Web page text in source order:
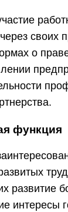
своих
о
функция
развитие
интересы